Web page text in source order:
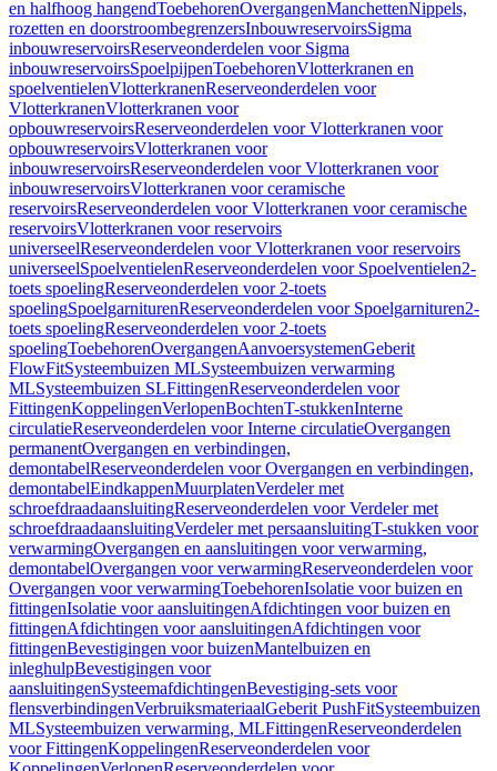
en halfhoog hangendToebehorenOvergangenManchettenNippels,
rozetten en doorstroombegrenzersInbouwreservoirsSigma
inbouwreservoirsReserveonderdelen voor Sigma
inbouwreservoirsSpoelpijpenToebehorenVlotterkranen en
spoelventielenVlotterkranenReserveonderdelen voor
VlotterkranenVlotterkranen voor
opbouwreservoirsReserveonderdelen voor Vlotterkranen voor
opbouwreservoirsVlotterkranen voor
inbouwreservoirsReserveonderdelen voor Vlotterkranen voor
inbouwreservoirsVlotterkranen voor ceramische
reservoirsReserveonderdelen voor Vlotterkranen voor ceramische
reservoirsVlotterkranen voor reservoirs
universeelReserveonderdelen voor Vlotterkranen voor reservoirs
universeelSpoelventielenReserveonderdelen voor Spoelventielen2-
toets spoelingReserveonderdelen voor 2-toets
spoelingSpoelgarniturenReserveonderdelen voor Spoelgarnituren2-
toets spoelingReserveonderdelen voor 2-toets
spoelingToebehorenOvergangenAanvoersystemenGeberit
FlowFitSysteembuizen MLSysteembuizen verwarming
MLSysteembuizen SLFittingenReserveonderdelen voor
FittingenKoppelingenVerlopenBochtenT-stukkenInterne
circulatieReserveonderdelen voor Interne circulatieOvergangen
permanentOvergangen en verbindingen,
demontabelReserveonderdelen voor Overgangen en verbindingen,
demontabelEindkappenMuurplatenVerdeler met
schroefdraadaansluitingReserveonderdelen voor Verdeler met
schroefdraadaansluitingVerdeler met persaansluitingT-stukken voor
verwarmingOvergangen en aansluitingen voor verwarming,
demontabelOvergangen voor verwarmingReserveonderdelen voor
Overgangen voor verwarmingToebehorenIsolatie voor buizen en
fittingenIsolatie voor aansluitingenAfdichtingen voor buizen en
fittingenAfdichtingen voor aansluitingenAfdichtingen voor
fittingenBevestigingen voor buizenMantelbuizen en
inleghulpBevestigingen voor
aansluitingenSysteemafdichtingenBevestiging-sets voor
flensverbindingenVerbruiksmateriaalGeberit PushFitSysteembuizen
MLSysteembuizen verwarming, MLFittingenReserveonderdelen
voor FittingenKoppelingenReserveonderdelen voor